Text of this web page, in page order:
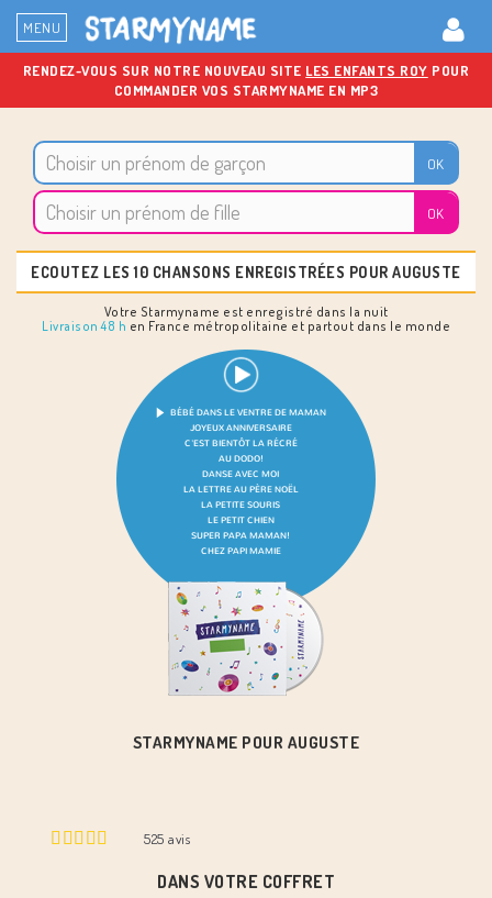
MENU
RENDEZ-VOUS SUR NOTRE NOUVEAU SITE LES ENFANTS ROY POUR
COMMANDER VOS STARMYNAME EN MP3
ECOUTEZ LES 10 CHANSONS ENREGISTRÉES POUR AUGUSTE
Votre Starmyname est enregistré dans la nuit
Livraison 48 h en France métropolitaine et partout dans le monde
STARMYNAME POUR AUGUSTE
525avis
DANS VOTRE COFFRET